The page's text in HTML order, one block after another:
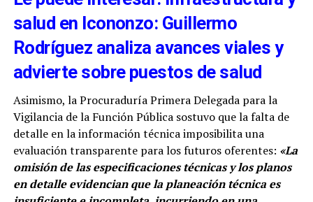
salud en Icononzo: Guillermo
Rodríguez analiza avances viales y
advierte sobre puestos de salud
Asimismo, la Procuraduría Primera Delegada para la
Vigilancia de la Función Pública sostuvo que la falta de
detalle en la información técnica imposibilita una
evaluación transparente para los futuros oferentes: «La
omisión de las especificaciones técnicas y los planos
en detalle evidencian que la planeación técnica es